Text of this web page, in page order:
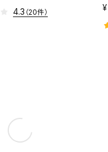
4.3 （20件）